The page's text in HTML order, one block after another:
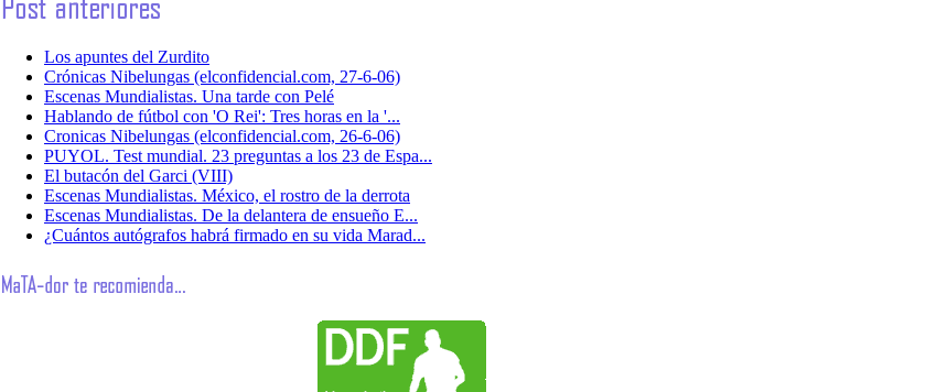
Los apuntes del Zurdito
Crónicas Nibelungas (elconfidencial.com, 27-6-06)
Escenas Mundialistas. Una tarde con Pelé
Hablando de fútbol con 'O Rei': Tres horas en la '...
Cronicas Nibelungas (elconfidencial.com, 26-6-06)
PUYOL. Test mundial. 23 preguntas a los 23 de Espa...
El butacón del Garci (VIII)
Escenas Mundialistas. México, el rostro de la derrota
Escenas Mundialistas. De la delantera de ensueño E...
¿Cuántos autógrafos habrá firmado en su vida Marad...